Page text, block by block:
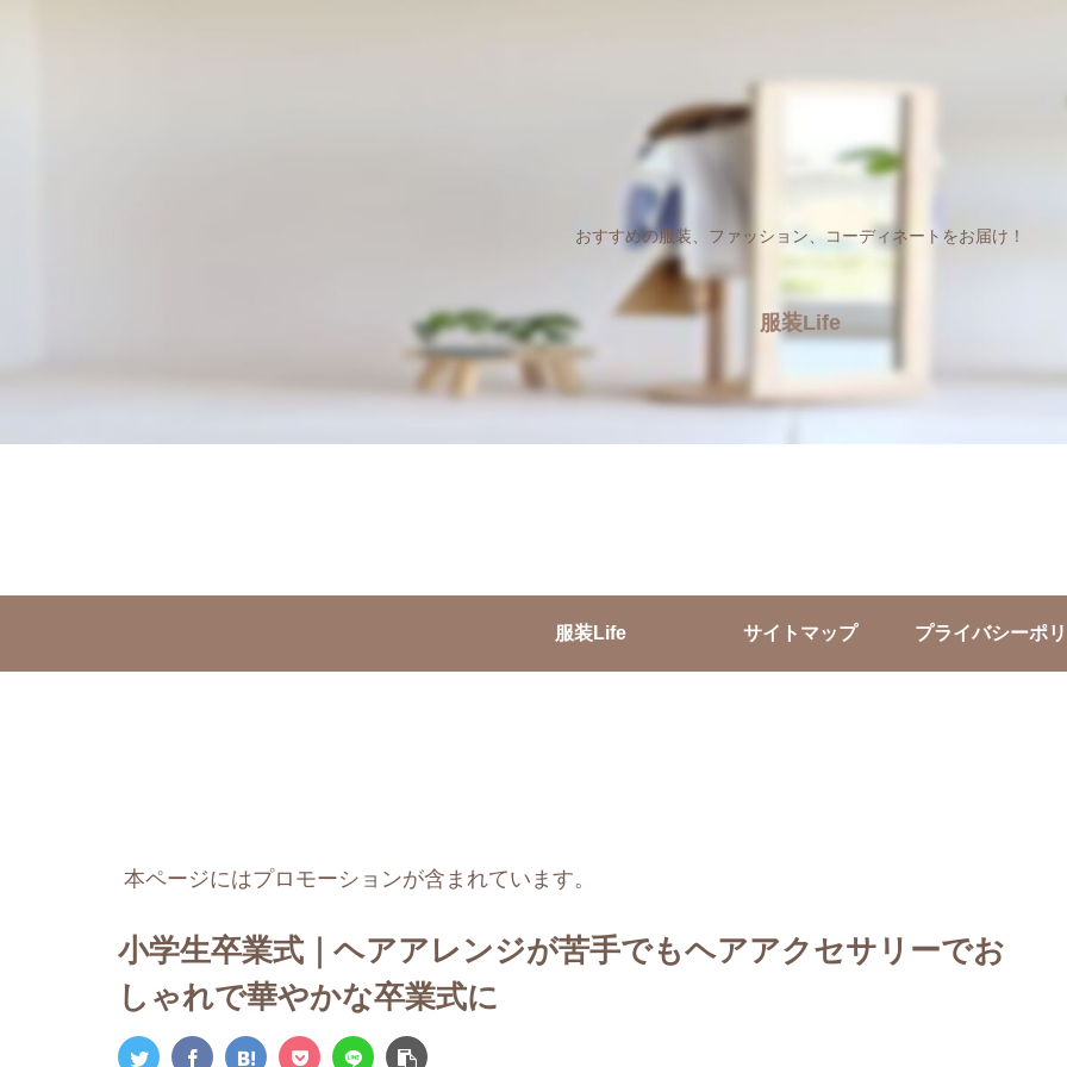
おすすめの服装、ファッション、コーディネートをお届け！
服装Life
服装Life サイトマップ プライバシーポ
本ページにはプロモーションが含まれています。
小学生卒業式｜ヘアアレンジが苦手でもヘアアクセサリーでお
しゃれで華やかな卒業式に